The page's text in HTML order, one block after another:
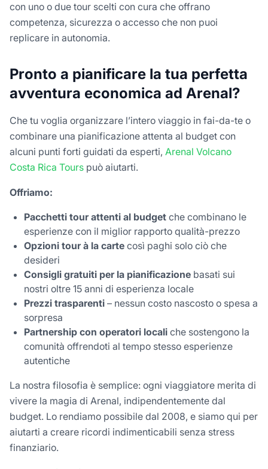
con uno o due tour scelti con cura che offrano
competenza, sicurezza o accesso che non puoi
replicare in autonomia.
Pronto a pianificare la tua perfetta
avventura economica ad Arenal?
Che tu voglia organizzare l’intero viaggio in fai-da-te o
combinare una pianificazione attenta al budget con
alcuni punti forti guidati da esperti, Arenal Volcano
Costa Rica Tours può aiutarti.
Offriamo:
Pacchetti tour attenti al budget che combinano le
esperienze con il miglior rapporto qualità-prezzo
Opzioni tour à la carte così paghi solo ciò che
desideri
Consigli gratuiti per la pianificazione basati sui
nostri oltre 15 anni di esperienza locale
Prezzi trasparenti – nessun costo nascosto o spesa a
sorpresa
Partnership con operatori locali che sostengono la
comunità offrendoti al tempo stesso esperienze
autentiche
La nostra filosofia è semplice: ogni viaggiatore merita di
vivere la magia di Arenal, indipendentemente dal
budget. Lo rendiamo possibile dal 2008, e siamo qui per
aiutarti a creare ricordi indimenticabili senza stress
finanziario.